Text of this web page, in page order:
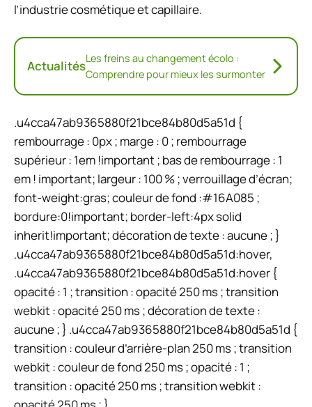
l’industrie cosmétique et capillaire.
ActualitésLes freins au changement écolo :
Comprendre pour mieux les surmonter
.u4cca47ab9365880f21bce84b80d5a51d {
rembourrage : 0px ; marge : 0 ; rembourrage
supérieur : 1em !important ; bas de rembourrage : 1
em ! important; largeur : 100 % ; verrouillage d’écran;
font-weight:gras; couleur de fond :#16A085 ;
bordure:0!important; border-left:4px solid
inherit!important; décoration de texte : aucune ; }
.u4cca47ab9365880f21bce84b80d5a51d:hover,
.u4cca47ab9365880f21bce84b80d5a51d:hover {
opacité : 1 ; transition : opacité 250 ms ; transition
webkit : opacité 250 ms ; décoration de texte :
aucune ; } .u4cca47ab9365880f21bce84b80d5a51d {
transition : couleur d’arrière-plan 250 ms ; transition
webkit : couleur de fond 250 ms ; opacité : 1 ;
transition : opacité 250 ms ; transition webkit :